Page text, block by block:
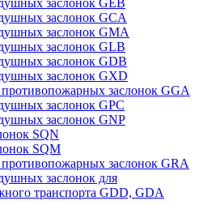
заслонок GEB
заслонок GCA
заслонок GMA
заслонок GLB
заслонок GDB
заслонок GXD
заслонок GGA
заслонок GPC
заслонок GNP
SQN
SQM
заслонок GRA
заслонок для
транспорта GDD, GDA